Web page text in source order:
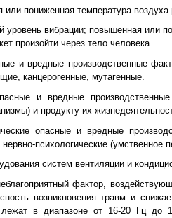
или пониженная температура воздуха
уровень вибрации; повышенная или
произойти через тело человека.
и вредные производственные
канцерогенные, мутагенные.
и вредные
и продукту их
опасные и вредные
психологические (умственное
систем вентиляции и
фактор,
возникновения травм и
в диапазоне от 16-20 Гц до